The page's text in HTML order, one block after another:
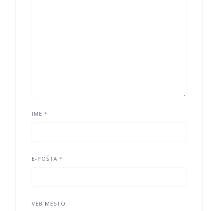
IME *
E-POŠTA *
VEB MESTO